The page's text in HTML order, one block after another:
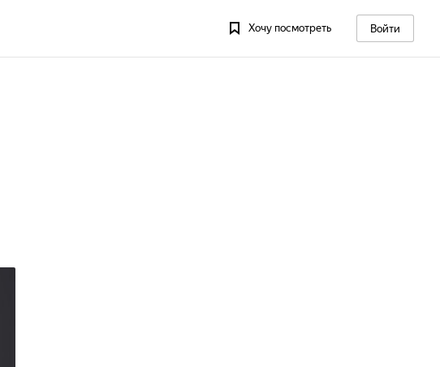
Хочу посмотреть Войти